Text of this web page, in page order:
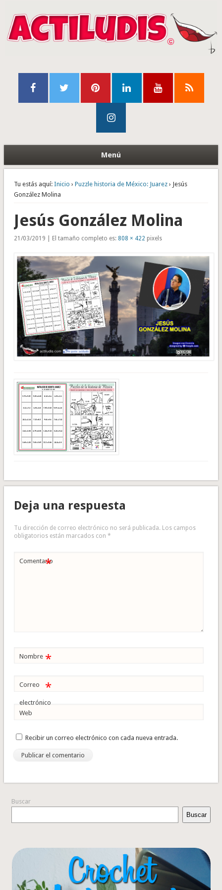
Menú
Tu estás aquí: Inicio › Puzzle historia de México: Juarez› Jesús
González Molina
Jesús González Molina
21/03/2019 | El tamaño completo es: 808 × 422 pixels
Deja una respuesta
Tu dirección de correo electrónico no será publicada. Los campos
obligatorios están marcados con *
Comentario
*
Nombre *
Correo
electrónico
*
Web
Recibir un correo electrónico con cada nueva entrada.
Buscar
Buscar